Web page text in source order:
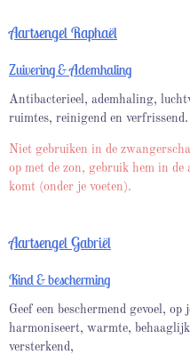
Aartsengel Raphaël
Zuivering & Ademhaling
Antibacterieel, ademhaling,
ruimtes, reinigend en verfrissend.
Niet gebruiken in de
op met de zon, gebruik hem in
komt (onder je voeten).
Aartsengel Gabriël
Kind & bescherming
Geef een beschermend gevoel,
harmoniseert, warmte,
versterkend,